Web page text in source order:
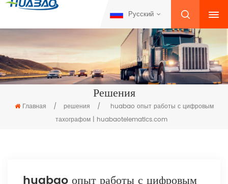
Русский
Решения
Главная / решения /
huabao опыт работы с цифровым
тахографом | huabaotelematics.com